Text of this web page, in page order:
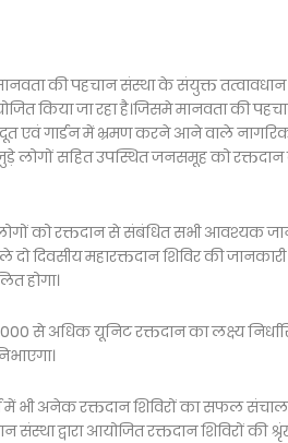
की पहचान संस्था के संयुक्त
किया जा रहा है।जिसमे मानवता की
एवं गार्डन में भ्रमण करने आने वाले
लोगों सहित उपस्थित जनसमूह को
को रक्तदान से संबंधित सभी आवश्यक
दिवसीय महारक्तदान शिविर की जानकारी
होगा।
से अधिक यूनिट रक्तदान का लक्ष्य
में भी अनेक रक्तदान शिविरों का सफल
द्वारा आयोजित रक्तदान शिविरों की